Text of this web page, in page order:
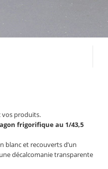
vos produits.
frigorifique au 1/43,5
blanc et recouverts d’un
décalcomanie transparente